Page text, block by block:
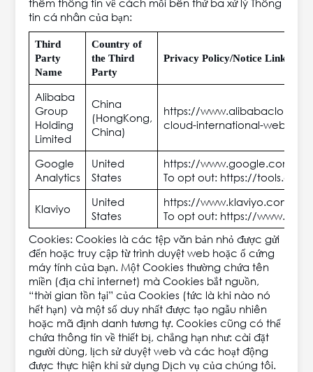
thêm thông tin về cách mỗi bên thứ ba xử lý Thông
tin cá nhân của bạn:
Third
Party
Name
Country of
the Third
Party
Privacy Policy/Notice Link
Alibaba
Group
Holding
Limited
China
(HongKong,
China)
https://
cloud-international-website-
Google
Analytics
United
States
https://www.google.com/
To opt out: https://
Klaviyo
United
States
https://www.klaviyo.com/
To opt out: https://
Cookies: Cookies là các tệp văn bản nhỏ được gửi
đến hoặc truy cập từ trình duyệt web hoặc ổ cứng
máy tính của bạn. Một Cookies thường chứa tên
miền (địa chỉ internet) mà Cookies bắt nguồn,
“thời gian tồn tại” của Cookies (tức là khi nào nó
hết hạn) và một số duy nhất được tạo ngẫu nhiên
hoặc mã định danh tương tự. Cookies cũng có thể
chứa thông tin về thiết bị, chẳng hạn như: cài đặt
người dùng, lịch sử duyệt web và các hoạt động
được thực hiện khi sử dụng Dịch vụ của chúng tôi.